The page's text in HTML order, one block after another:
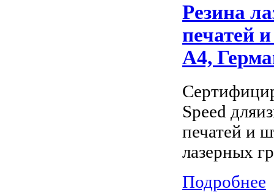
Резина
печатей
А4,
Speed
печатей и
лазерных
Подробнее